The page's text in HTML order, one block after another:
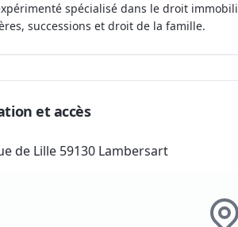
spécialisé dans le droit
successions et droit de la famille.
et accès
de Lille 59130 Lambersart